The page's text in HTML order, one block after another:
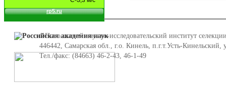
©Поволжский научно-исследовательский институт
446442, Самарская обл., г.о. Кинель, п.г.т.Усть-Кинельский,
Тел./факс: (84663) 46-2-43, 46-1-49